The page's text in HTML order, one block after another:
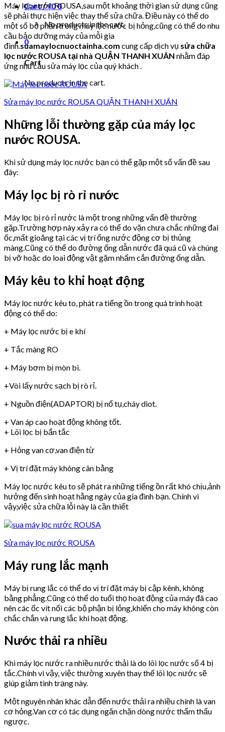
Cart /₫00
No products in the cart.
0
Cart
No products in the cart.
Máy lọc nước ROUSA,sau một khoảng thời gian sử dụng cũng
sẽ phải thực hiện việc thay thế sửa chữa. Điều này có thể do
một số bộ phận trong máy lọc nước bị hỏng,cũng có thể do nhu
cầu bảo dưỡng máy của mỗi gia
đình.suamaylocnuoctainha.com cung cấp dịch vụ sửa chữa
lọc nước ROUSA tại nhà QUẬN THANH XUÂN nhằm đáp
ứng nhu cầu sửa máy lọc của quý khách .
Sửa máy lọc nước ROUSA QUẬN THANH XUÂN
Những lỗi thường gặp của máy lọc
nước ROUSA.
Khi sử dụng máy lọc nước bạn có thể gặp một số vấn đề sau
đây:
Máy lọc bị rò rỉ nước
Máy lọc bị rò rỉ nước là một trong những vấn đề thường
gặp.Trường hợp này xảy ra có thể do vặn chưa chắc những đai
ốc,mất gioăng tại các vị trí ống nước động cơ bị thủng
màng.Cũng có thể do đường ống dẫn nước đã quá cũ và chúng
bị vỡ hoặc do loai động vật gặm nhấm cắn đường ống dẫn.
Máy kêu to khi hoạt động
Máy lọc nước kêu to, phát ra tiếng ồn trong quá trình hoạt
động có thể do:
+ Máy lọc nước bị e khí
+ Tắc màng RO
+ Máy bơm bị mòn bi.
+Vòi lấy nước sạch bị rò rỉ.
+ Nguồn điện(ADAPTOR) bị nổ tụ,cháy diot.
+ Van áp cao hoạt động không tốt.
+ Lõi lọc bị bẩn tắc
+ Hỏng van cơ,van điện từ
+ Vị trí đặt máy không cân bằng
Máy lọc nước kêu to sẽ phát ra những tiếng ồn rất khó chịu,ảnh
hưởng đến sinh hoạt hằng ngày của gia đình bạn. Chính vì
vậy,việc sửa chữa lỗi này là cần thiết
Sửa máy lọc nước ROUSA
Máy rung lắc mạnh
Máy bị rung lắc có thể do vị trí đặt máy bị cập kênh, không
bằng phẳng.Cũng có thể do tuổi thọ hoạt động của máy đã cao
nên các ốc vít nối các bộ phận bị lỏng,khiến cho máy không còn
chắc chắn và rung lắc khi hoạt động.
Nước thải ra nhiều
Khi máy lọc nước ra nhiều nước thải là do lõi lọc nước số 4 bị
tắc.Chính vì vậy, việc thường xuyên thay thế lõi lọc nước sẽ
giúp giảm tình trạng này.
Một nguyên nhân khác dẫn đến nước thải ra nhiều chính là van
cơ hỏng.Van cơ có tác dụng ngăn chặn dòng nước thẩm thấu
ngược.